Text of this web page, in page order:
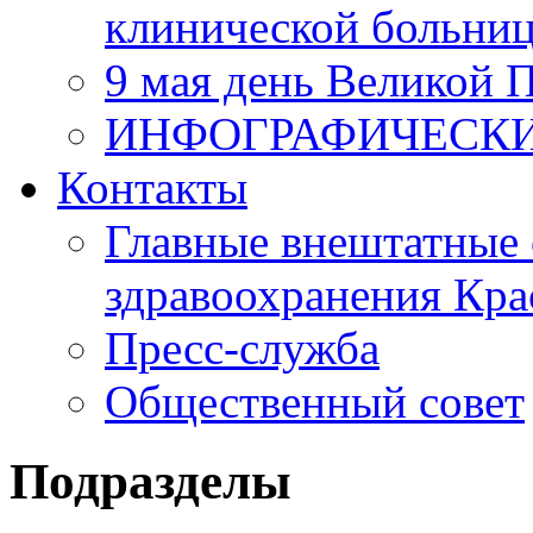
клинической
9 мая день Великой
Контакты
Главные внештатные
здравоохранения
Пресс-служба
Общественный совет
Подразделы